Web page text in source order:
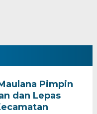
Pimpin
dan Lepas